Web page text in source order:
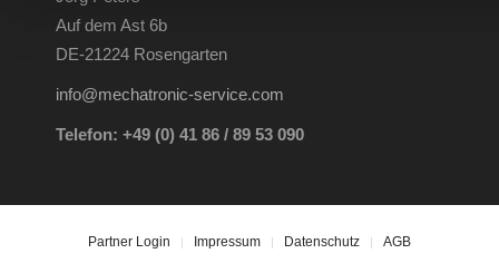
Auf dem Ast 6b
DE-21224 Rosengarten
info@mechatronic-service.com
Telefon: +49 (0) 41 86 / 89 53 090
Partner Login Impressum Datenschutz AGB